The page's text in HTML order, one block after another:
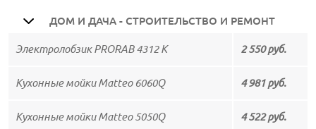
ДОМ И ДАЧА - СТРОИТЕЛЬСТВО И РЕМОНТ
Электролобзик PRORAB 4312 K 2 550 руб.
Кухонные мойки Matteo 6060Q 4 981 руб.
Кухонные мойки Matteo 5050Q 4 522 руб.